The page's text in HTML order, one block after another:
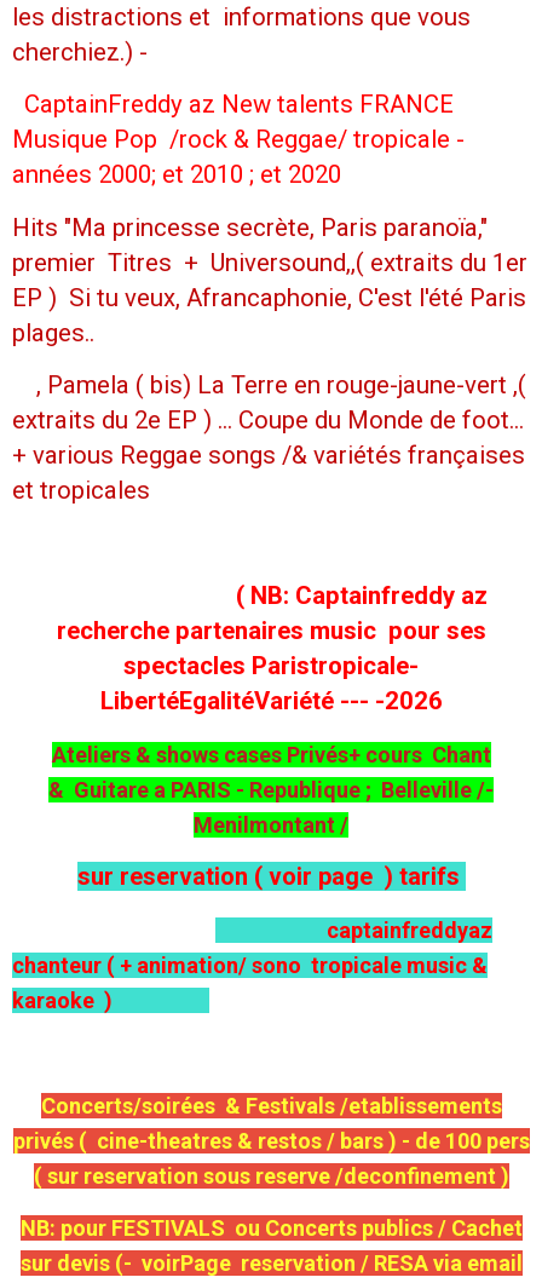
les distractions et informations que vous
cherchiez.) -
CaptainFreddy az New talents FRANCE
Musique Pop /rock & Reggae/ tropicale -
années 2000; et 2010 ; et 2020
Hits "Ma princesse secrète, Paris paranoïa,"
premier Titres + Universound,,( extraits du 1er
EP ) Si tu veux, Afrancaphonie, C'est l'été Paris
plages..
, Pamela ( bis) La Terre en rouge-jaune-vert ,(
extraits du 2e EP ) ... Coupe du Monde de foot...
+ various Reggae songs /& variétés françaises
et tropicales
( NB: Captainfreddy az
recherche partenaires music pour ses
spectacles Paristropicale-
LibertéEgalitéVariété --- -2026
Ateliers & shows cases Privés+ cours Chant
& Guitare a PARIS - Republique ; Belleville /-
Menilmontant /
sur reservation ( voir page ) tarifs
captainfreddyaz
chanteur ( + animation/ sono tropicale music &
karaoke )
Concerts/soirées & Festivals /etablissements
privés ( cine-theatres & restos / bars ) - de 100 pers
( sur reservation sous reserve /deconfinement )
NB: pour FESTIVALS ou Concerts publics / Cachet
sur devis (- voirPage reservation / RESA via email